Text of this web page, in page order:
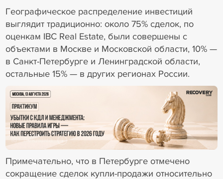
Географическое распределение инвестиций
выглядит традиционно: около 75% сделок, по
оценкам IBC Real Estate, были совершены с
объектами в Москве и Московской области, 10% —
в Санкт-Петербурге и Ленинградской области,
остальные 15% — в других регионах России.
18+ Реклама
Примечательно, что в Петербурге отмечено
сокращение сделок купли-продажи относительно